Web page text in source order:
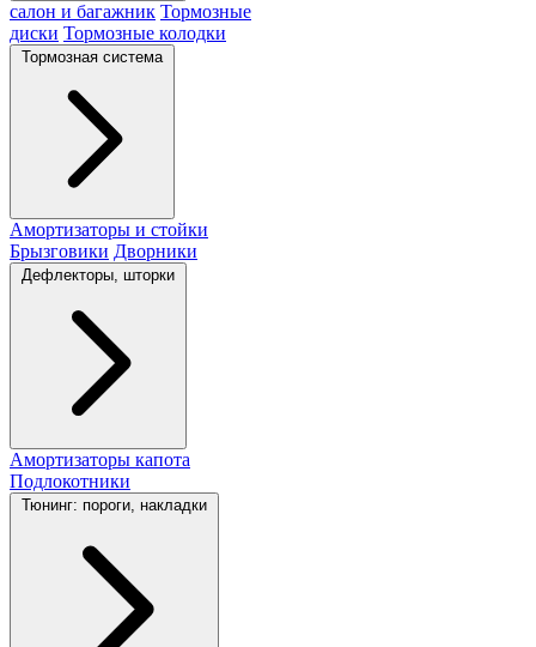
салон и багажник Тормозные
диски Тормозные колодки
Тормозная система
Амортизаторы и стойки
Брызговики Дворники
Дефлекторы, шторки
Амортизаторы капота
Подлокотники
Тюнинг: пороги, накладки